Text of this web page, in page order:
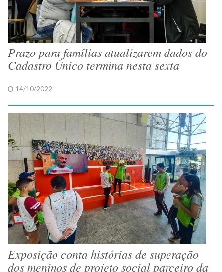
Prazo para famílias atualizarem dados do
Cadastro Único termina nesta sexta
14/10/2022
Exposição conta histórias de superação
dos meninos de projeto social parceiro da